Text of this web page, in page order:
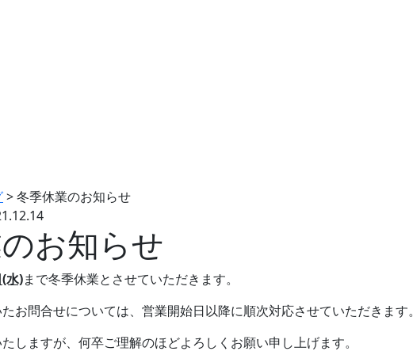
>冬季休業のお知らせ
お知らせ
水)まで冬季休業とさせていただきます。
お問合せについては、営業開始日以降に順次対応させていただきます。
しますが、何卒ご理解のほどよろしくお願い申し上げます。